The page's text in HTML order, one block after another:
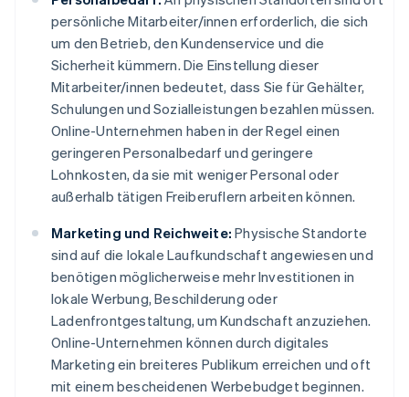
persönliche Mitarbeiter/innen erforderlich, die sich
um den Betrieb, den Kundenservice und die
Sicherheit kümmern. Die Einstellung dieser
Mitarbeiter/innen bedeutet, dass Sie für Gehälter,
Schulungen und Sozialleistungen bezahlen müssen.
Online-Unternehmen haben in der Regel einen
geringeren Personalbedarf und geringere
Lohnkosten, da sie mit weniger Personal oder
außerhalb tätigen Freiberuflern arbeiten können.
Marketing und Reichweite: Physische Standorte
sind auf die lokale Laufkundschaft angewiesen und
benötigen möglicherweise mehr Investitionen in
lokale Werbung, Beschilderung oder
Ladenfrontgestaltung, um Kundschaft anzuziehen.
Online-Unternehmen können durch digitales
Marketing ein breiteres Publikum erreichen und oft
mit einem bescheidenen Werbebudget beginnen.